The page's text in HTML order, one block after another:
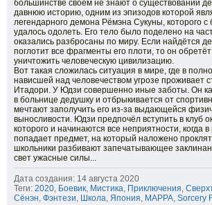
большинстве своём не знают о существовании
давнюю историю, одним из эпизодов которой
легендарного демона Рёмэна Сукуны, которого
удалось одолеть. Его тело было поделено на
оказались разбросаны по миру. Если найдётся
поглотит все фрагменты его плоти, то он
уничтожить человеческую цивилизацию.
Вот такая сложилась ситуация в мире, где в
нависшей над человечеством угрозе проживает
Итадори. У Юдзи совершенно иные заботы. Он
в больнице дедушку и отбрыкивается от
мечтают заполучить его из-за выдающейся
выносливости. Юдзи предпочёл вступить в клуб
которого и начинаются все неприятности, когда в
попадает предмет, на который наложено
школьники разбивают запечатывающее
свет ужасные силы...
Дата создания: 14 августа 2020
Теги: 2020, Боевик, Мистика, Приключения,
Сёнэн, Фэнтези, Школа, Япония, MAPPA, Sorcery